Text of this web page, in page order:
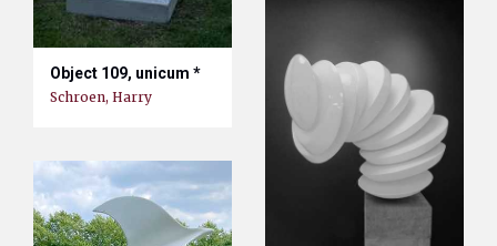
Object 109, unicum *
Schroen, Harry